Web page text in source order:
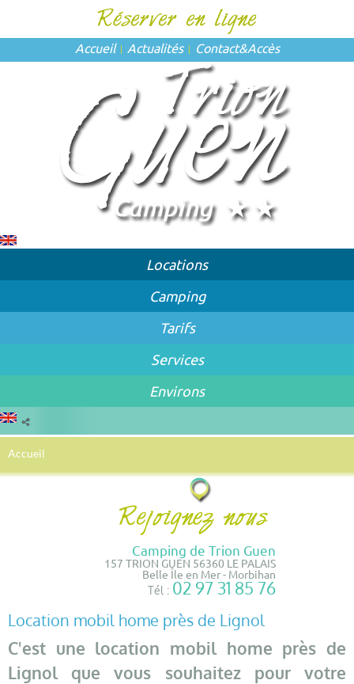
Accueil Actualités Contact&Accès
Locations
Camping
Tarifs
Services
Environs
Accueil
Camping de Trion Guen
157 TRION GUEN 56360 LE PALAIS
Belle Île en Mer - Morbihan
Tél : 02 97 31 85 76
Location mobil home près de Lignol
C'est une location mobil home près de
Lignol que vous souhaitez pour votre